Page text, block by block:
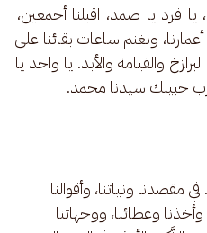
فرد يا صمد، اقبلنا أجمعين،
ونغنم ساعات بقائنا على
والقيامة والأبد. يا واحد يا
حبيبك سيدنا محمد.
مقصدنا ونياتنا، وأقوالنا
وأخذنا وعطائنا، ووجهاتنا